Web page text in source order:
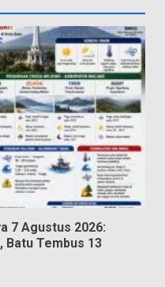
7 Agustus 2026:
Batu Tembus 13